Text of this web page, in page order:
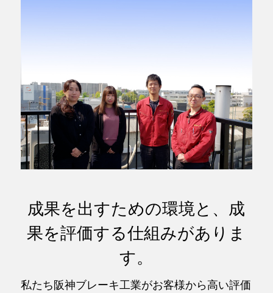
成果を出すための環境と、成
果を評価する仕組みがありま
す。
私たち阪神ブレーキ工業がお客様から高い評価